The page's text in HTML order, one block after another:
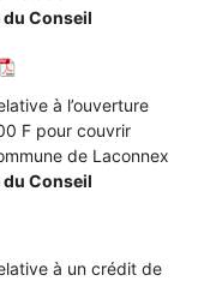
Conseil
à l’ouverture
F pour couvrir
de Laconnex
Conseil
à un crédit de